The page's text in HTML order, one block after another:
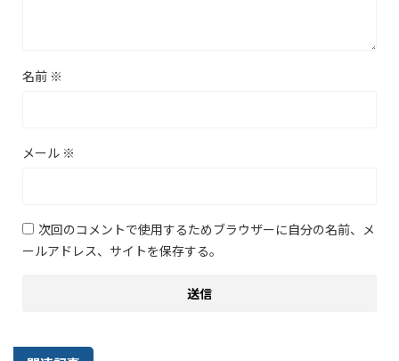
名前 ※
メール ※
次回のコメントで使用するためブラウザーに自分の名前、メ
ールアドレス、サイトを保存する。